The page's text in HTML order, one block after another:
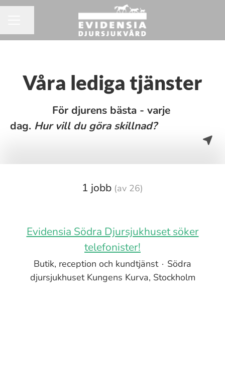
Våra lediga tjänster
För djurens bästa - varje
dag. Hur vill du göra skillnad?
1 jobb (av 26)
Evidensia Södra Djursjukhuset söker
telefonister!
Butik, reception och kundtjänst · Södra
djursjukhuset Kungens Kurva, Stockholm